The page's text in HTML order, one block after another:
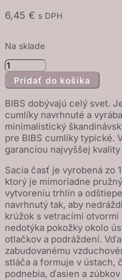
6,45 € s DPH
Na sklade
množstvo
BIBS
cumlík
z
prírodného
kaučuku
1ks
–
veľkosť
3
-
Sage
Pridať do košíka
BIBS dobývajú celý svet.
cumlíky navrhnuté a
minimalistický
pre BIBS cumlíky typické.
garanciou najvyššej
Sacia časť je vyrobená zo
ktorý je mimoriadne
vytvoreniu trhlín a
navrhnutý tak, aby
krúžok s vetracími otvormi
nedotýka pokožky okolo
otlačkov a podráždení.
zabudovanému
stláča a formuje v ústach,
podnebia, ďasien a